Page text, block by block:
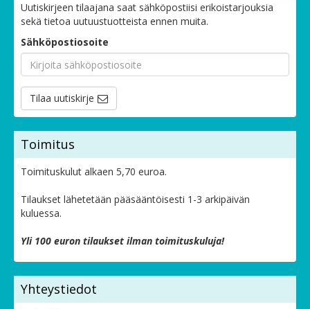
Uutiskirjeen tilaajana saat sähköpostiisi erikoistarjouksia
sekä tietoa uutuustuotteista ennen muita.
Sähköpostiosoite
Tilaa uutiskirje
Toimitus
Toimituskulut alkaen 5,70 euroa.
Tilaukset lähetetään pääsääntöisesti 1-3 arkipäivän
kuluessa.
Yli 100 euron tilaukset ilman toimituskuluja!
Yhteystiedot